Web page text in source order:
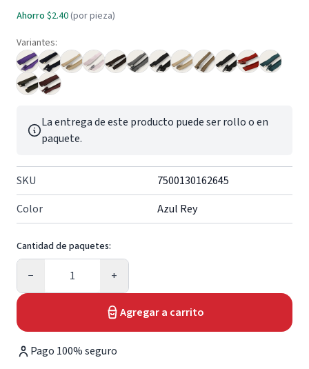
Ahorro $2.40 (por pieza)
Variantes:
La entrega de este producto puede ser rollo o en
paquete.
SKU
7500130162645
Color
Azul Rey
Cantidad de paquetes:
−
Cantidad
+
Agregar a carrito
Pago 100% seguro